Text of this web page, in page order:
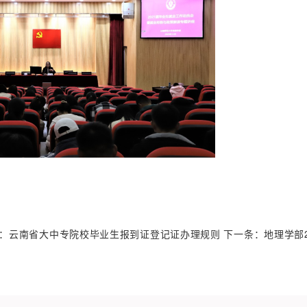
云南省大中专院校毕业生报到证登记证办理规则 下一条：地理学